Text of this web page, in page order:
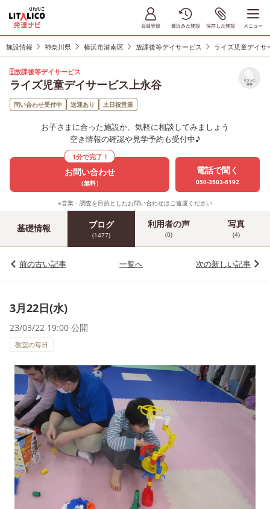
施設情報 神奈川県 横浜市港南区 放課後等デイサービス ライズ児童デイサ
放課後等デイサービス
ライズ児童デイサービス上永谷 リストに
保存
問い合わせ受付中 送迎あり 土日祝営業
お子さまに合った施設か、気軽に相談してみましょう
空き情報の確認や見学予約も受付中♪
1分で完了！
お問い合わせ
（無料）
電話で聞く
050-3503-6192
※営業・調査を目的としたお問い合わせはご遠慮ください
基礎情報 ブログ
(1477)
利用者の声
(0)
写真
(4)
前の古い記事 一覧へ 次の新しい記事
3月22日(水)
23/03/22 19:00 公開
教室の毎日